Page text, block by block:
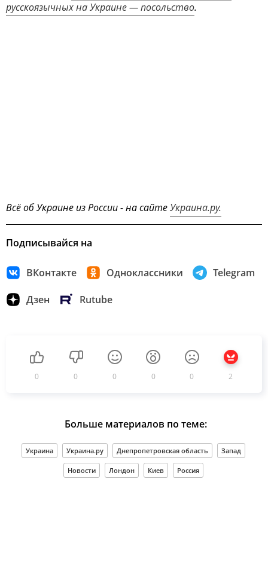
русскоязычных на Украине — посольство.
Всё об Украине из России - на сайтеУкраина.ру.
Подписывайся на
ВКонтакте Одноклассники Telegram
Дзен Rutube
0 0 0 0 0 2
Больше материалов по теме:
Украина Украина.ру Днепропетровская область Запад
Новости Лондон Киев Россия